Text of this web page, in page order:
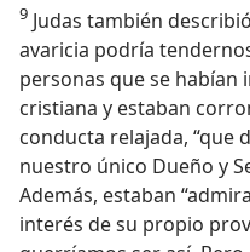
9 Judas también
avaricia podría
personas que se
cristiana y estaban
conducta relajada, “que
nuestro único Dueño y
Además, estaban
interés de su propio